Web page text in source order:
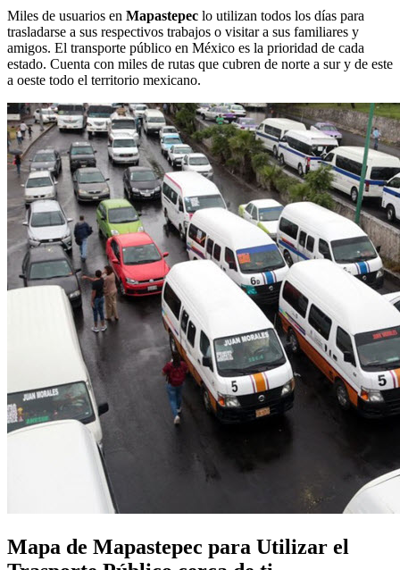
Miles de usuarios en Mapastepec lo utilizan todos los días para
trasladarse a sus respectivos trabajos o visitar a sus familiares y
amigos. El transporte público en México es la prioridad de cada
estado. Cuenta con miles de rutas que cubren de norte a sur y de este
a oeste todo el territorio mexicano.
Mapa de Mapastepec para Utilizar el